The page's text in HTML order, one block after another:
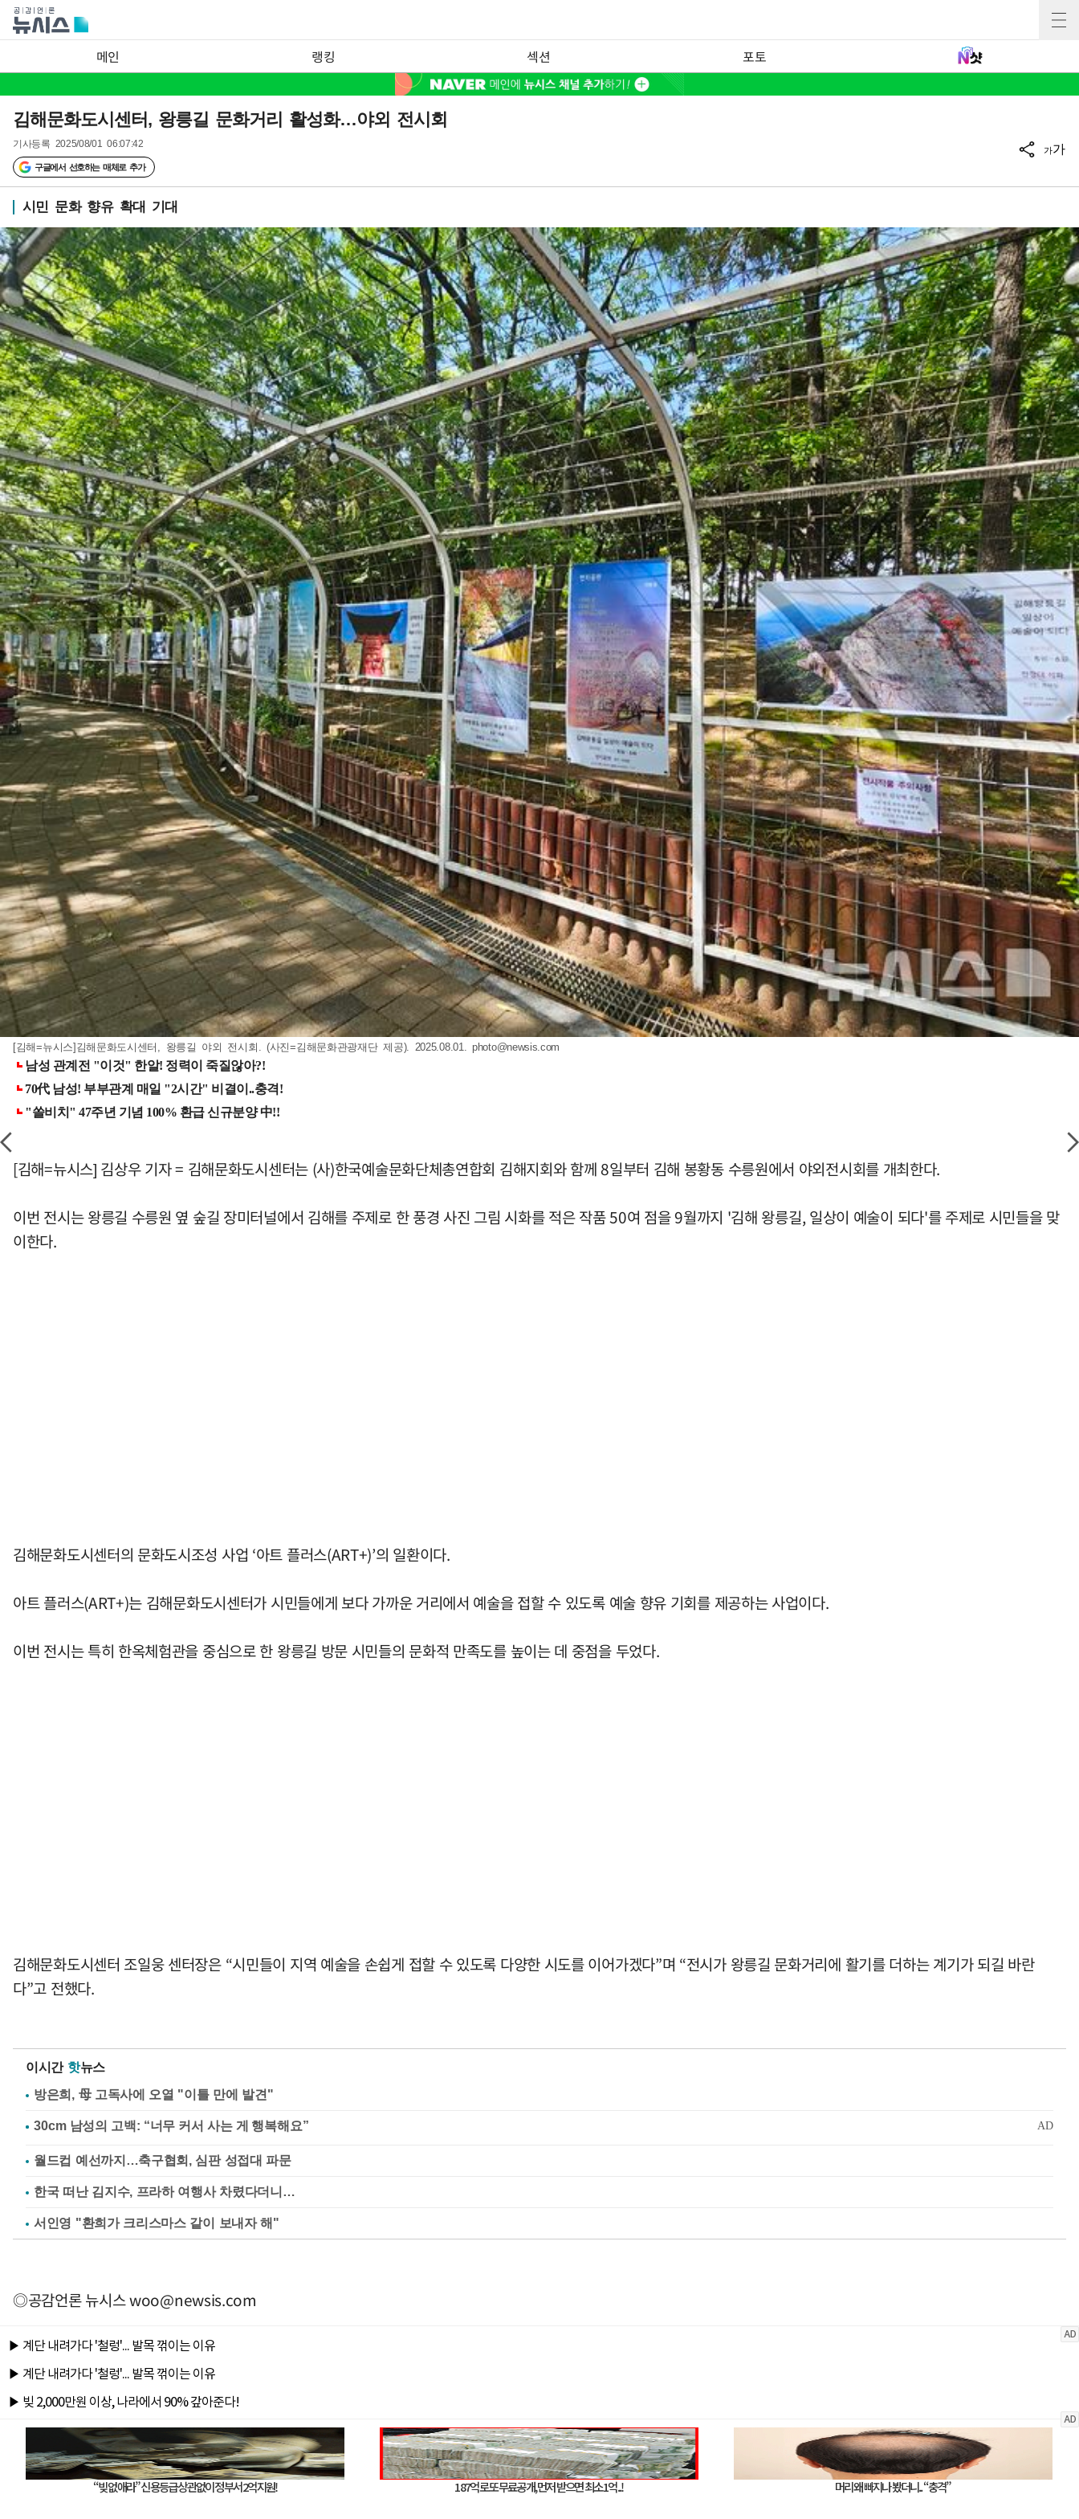
메인 랭킹 섹션 포토
김해문화도시센터, 왕릉길 문화거리 활성화…야외 전시회
기사등록 2025/08/01 06:07:42
구글에서 선호하는 매체로 추가
가가
시민 문화 향유 확대 기대
[김해=뉴시스]김해문화도시센터, 왕릉길 야외 전시회. (사진=김해문화관광재단 제공). 2025.08.01. photo@newsis.com
[김해=뉴시스] 김상우 기자 = 김해문화도시센터는 (사)한국예술문화단체총연합회 김해지회와 함께 8일부터 김해 봉황동 수릉원에서 야외전시회를 개최한다.
이번 전시는 왕릉길 수릉원 옆 숲길 장미터널에서 김해를 주제로 한 풍경 사진 그림 시화를 적은 작품 50여 점을 9월까지 '김해 왕릉길, 일상이 예술이 되다'를 주제로 시민들을 맞
이한다.
김해문화도시센터의 문화도시조성 사업 ‘아트 플러스(ART+)’의 일환이다.
아트 플러스(ART+)는 김해문화도시센터가 시민들에게 보다 가까운 거리에서 예술을 접할 수 있도록 예술 향유 기회를 제공하는 사업이다.
이번 전시는 특히 한옥체험관을 중심으로 한 왕릉길 방문 시민들의 문화적 만족도를 높이는 데 중점을 두었다.
김해문화도시센터 조일웅 센터장은 “시민들이 지역 예술을 손쉽게 접할 수 있도록 다양한 시도를 이어가겠다”며 “전시가 왕릉길 문화거리에 활기를 더하는 계기가 되길 바란
다”고 전했다.
이시간 핫뉴스
방은희, 母 고독사에 오열 "이틀 만에 발견"
월드컵 예선까지…축구협회, 심판 성접대 파문
한국 떠난 김지수, 프라하 여행사 차렸다더니…
서인영 "환희가 크리스마스 같이 보내자 해"
◎공감언론 뉴시스woo@newsis.com